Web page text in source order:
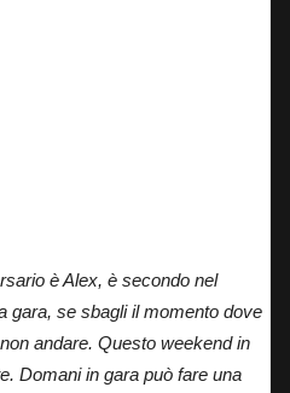
è Alex, è secondo nel
gara, se sbagli il momento dove
andare. Questo weekend in
Domani in gara può fare una